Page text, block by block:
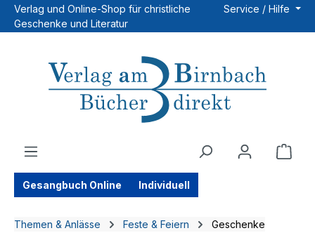
Zum Hauptinhalt springen
Verlag und Online-Shop für christliche
Geschenke und Literatur
Service / Hilfe
Gesangbuch Online Individuell
Themen & Anlässe Feste & Feiern Geschenke